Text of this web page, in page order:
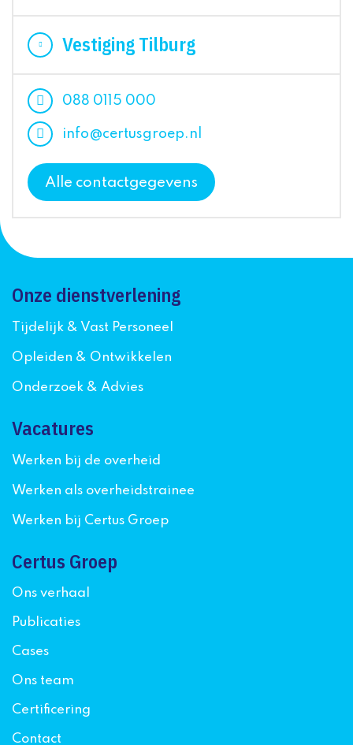
Vestiging Tilburg
088 0115 000
info@certusgroep.nl
Alle contactgegevens
Onze dienstverlening
Tijdelijk & Vast Personeel
Opleiden & Ontwikkelen
Onderzoek & Advies
Vacatures
Werken bij de overheid
Werken als overheidstrainee
Werken bij Certus Groep
Certus Groep
Ons verhaal
Publicaties
Cases
Ons team
Certificering
Contact